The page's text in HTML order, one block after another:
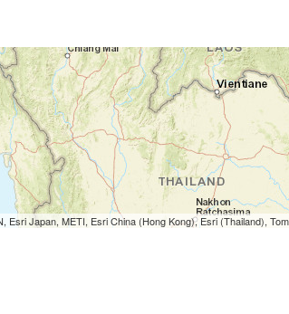
Japan, METI, Esri China (Hong Kong), Esri (Thailand),